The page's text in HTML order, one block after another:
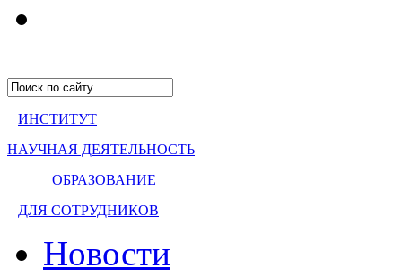
ИНСТИТУТ
НАУЧНАЯ ДЕЯТЕЛЬНОСТЬ
ОБРАЗОВАНИЕ
ДЛЯ СОТРУДНИКОВ
Новости